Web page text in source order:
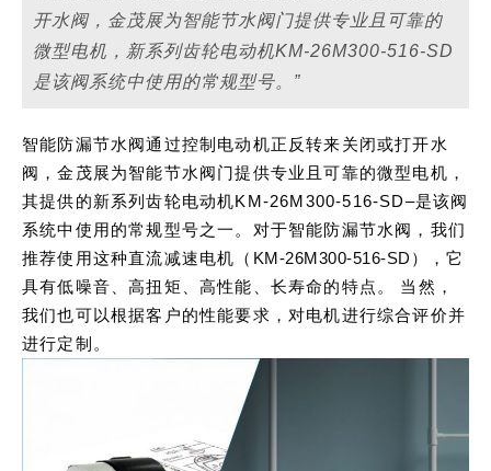
开水阀，金茂展为智能节水阀门提供专业且可靠的
微型电机，新系列齿轮电动机KM-26M300-516-SD
是该阀系统中使用的常规型号。”
智能防漏节水阀通过控制电动机正反转来关闭或打开水
阀，金茂展为智能节水阀门提供专业且可靠的微型电机，
其提供的新系列齿轮电动机KM-26M300-516-SD–是该阀
系统中使用的常规型号之一。对于智能防漏节水阀，我们
推荐使用这种直流减速电机（ KM-26M300-516-SD ），它
具有低噪音、高扭矩、高性能、长寿命的特点。 当然，
我们也可以根据客户的性能要求，对电机进行综合评价并
进行定制。